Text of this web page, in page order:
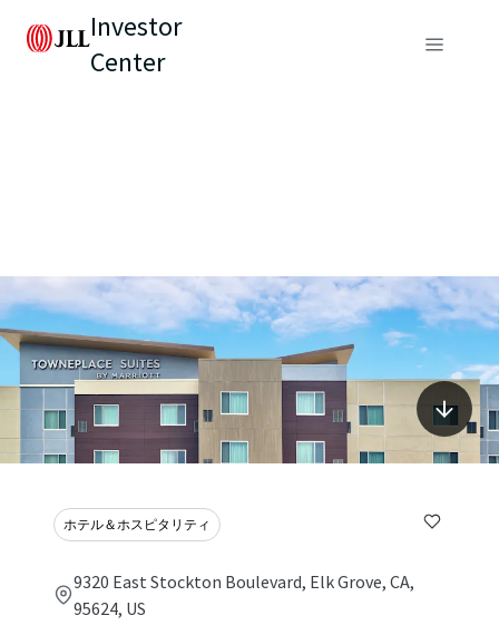
Investor
Center
ホテル＆ホスピタリティ
9320 East Stockton Boulevard, Elk Grove, CA,
95624, US